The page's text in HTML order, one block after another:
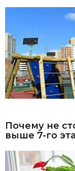
Почему не
выше 7-го